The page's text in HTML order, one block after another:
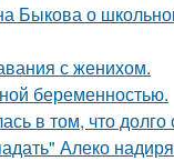
Быкова о
с женихом.
беременностью.
в том, что долго
Алеко